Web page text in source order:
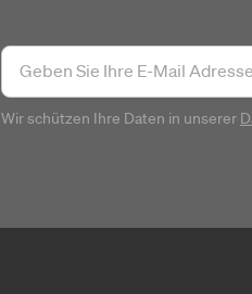
Wir schützen Ihre Daten in unserer